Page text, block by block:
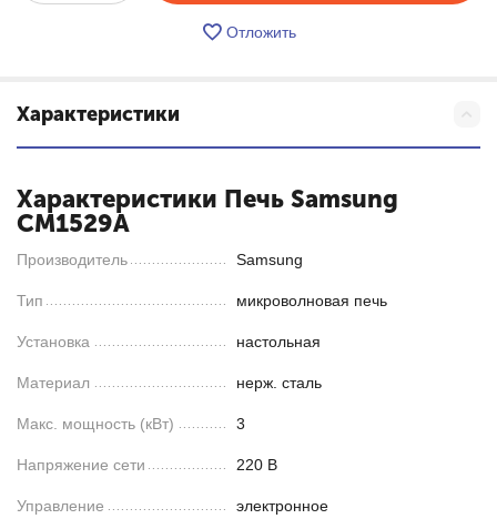
Отложить
Характеристики
Характеристики Печь Samsung
CM1529A
Производитель Samsung
Тип микроволновая печь
Установка настольная
Материал нерж. сталь
Макс. мощность (кВт) 3
Напряжение сети 220 В
Управление электронное